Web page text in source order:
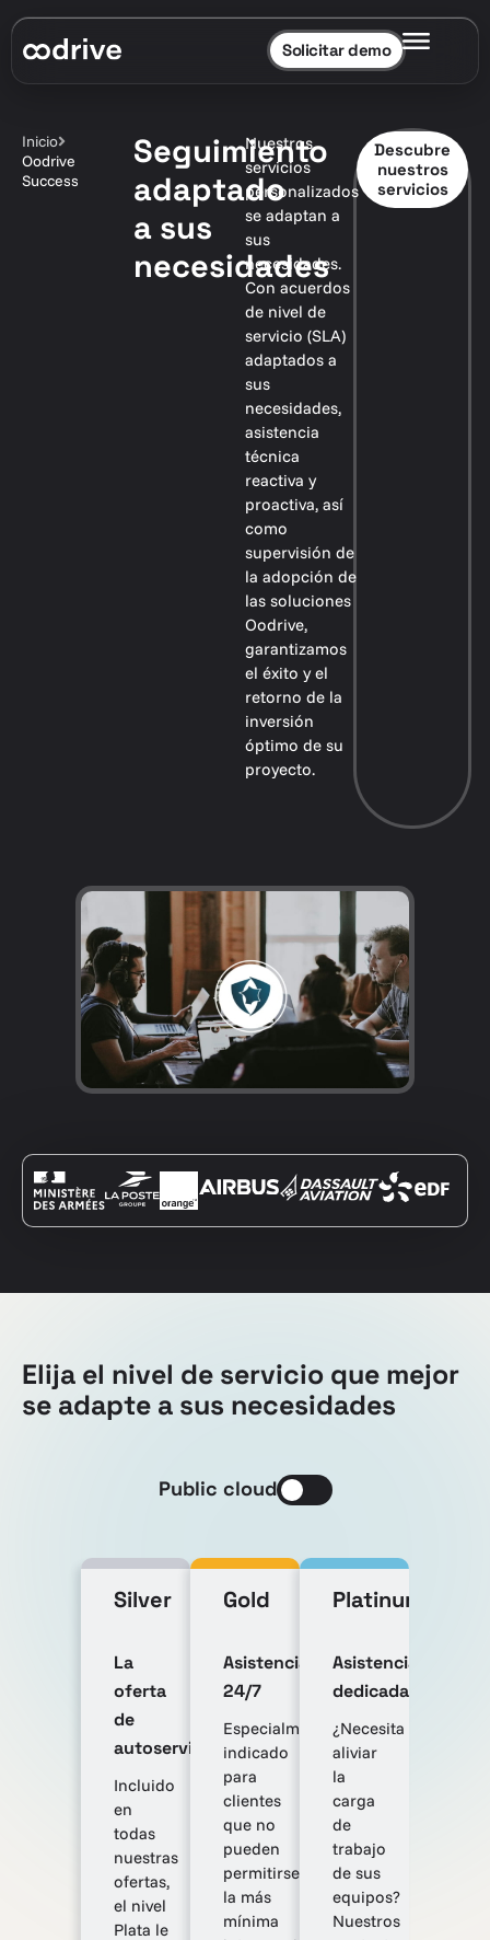
Solicitar demo
Inicio
Oodrive
Success
Seguimiento
adaptado
a sus
necesidades
Nuestros
servicios
personalizados
se adaptan a
sus
necesidades.
Con acuerdos
de nivel de
servicio (SLA)
adaptados a
sus
necesidades,
asistencia
técnica
reactiva y
proactiva, así
como
supervisión de
la adopción de
las soluciones
Oodrive,
garantizamos
el éxito y el
retorno de la
inversión
óptimo de su
proyecto.
Descubre
nuestros
servicios
Elija el nivel de servicio que mejor
se adapte a sus necesidades
Public cloud
Silver
La
oferta
de
autoservicio
Incluido
en
todas
nuestras
ofertas,
el nivel
Plata le
Gold
Asistencia
24/7
Especialmente
indicado
para
clientes
que no
pueden
permitirse
la más
mínima
Platinum
Asistencia
dedicada
¿Necesita
aliviar
la
carga
de
trabajo
de sus
equipos?
Nuestros